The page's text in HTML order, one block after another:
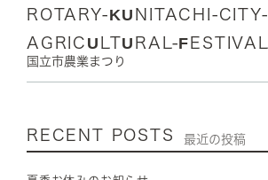
ROTARY-KUNITACHI-CITY-
AGRICULTURAL-FESTIVAL
国立市農業まつり
RECENT POSTS 最近の投稿